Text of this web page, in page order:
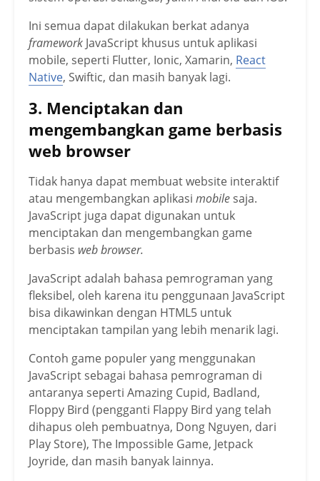
Ini semua dapat dilakukan berkat adanya
framework JavaScript khusus untuk aplikasi
mobile, seperti Flutter, Ionic, Xamarin, React
Native, Swiftic, dan masih banyak lagi.
3. Menciptakan dan
mengembangkan game berbasis
web browser
Tidak hanya dapat membuat website interaktif
atau mengembangkan aplikasi mobile saja.
JavaScript juga dapat digunakan untuk
menciptakan dan mengembangkan game
berbasis web browser.
JavaScript adalah bahasa pemrograman yang
fleksibel, oleh karena itu penggunaan JavaScript
bisa dikawinkan dengan HTML5 untuk
menciptakan tampilan yang lebih menarik lagi.
Contoh game populer yang menggunakan
JavaScript sebagai bahasa pemrograman di
antaranya seperti Amazing Cupid, Badland,
Floppy Bird (pengganti Flappy Bird yang telah
dihapus oleh pembuatnya, Dong Nguyen, dari
Play Store), The Impossible Game, Jetpack
Joyride, dan masih banyak lainnya.